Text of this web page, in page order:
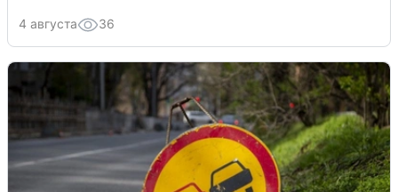
4 августа 36